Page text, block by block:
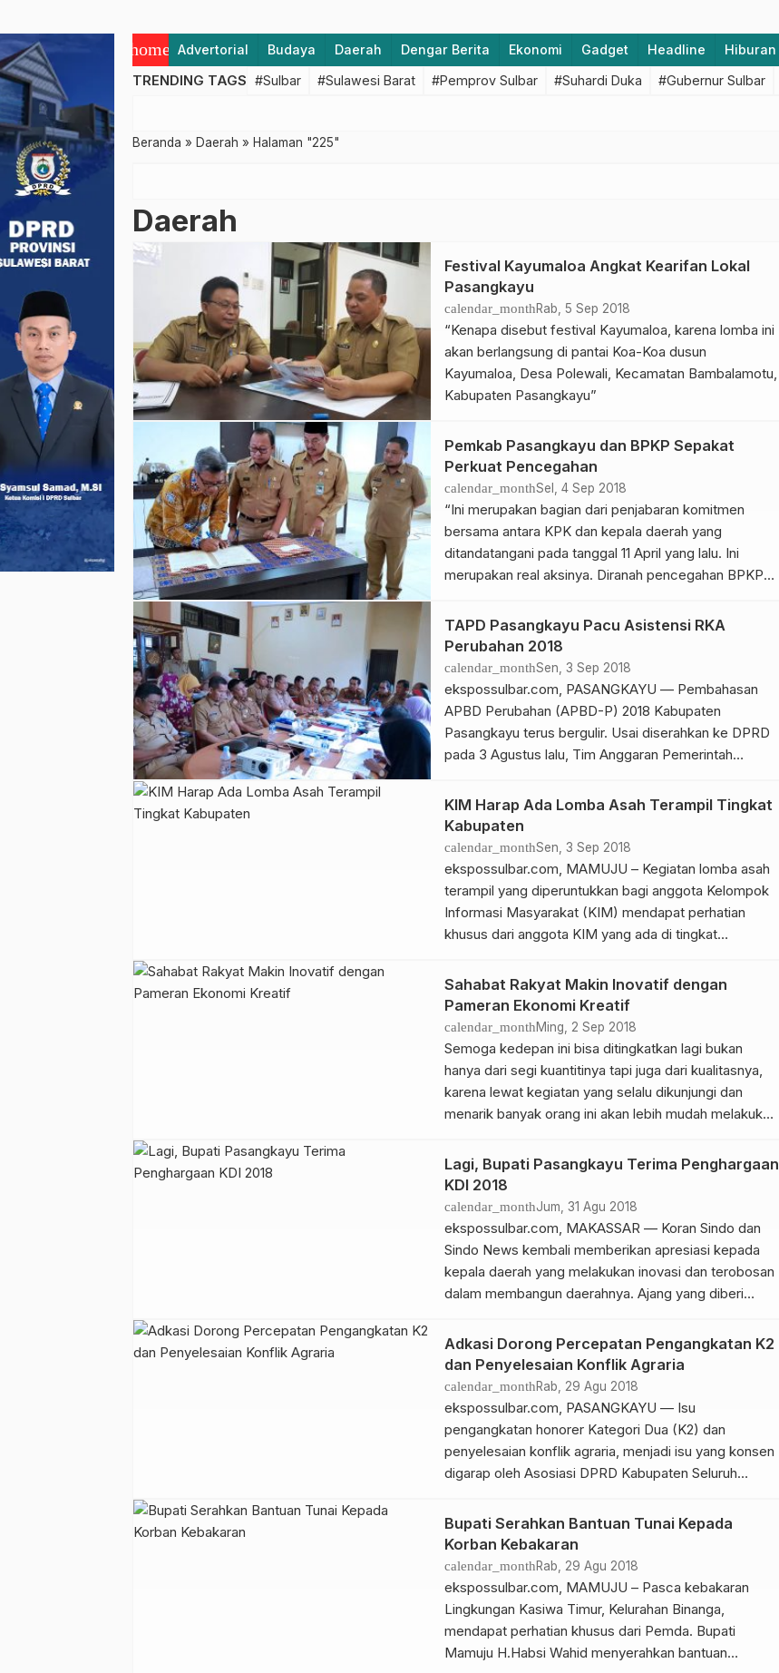
home Advertorial Budaya Daerah Dengar Berita Ekonomi Gadget Headline Hiburan
TRENDING TAGS #Sulbar #Sulawesi Barat #Pemprov Sulbar #Suhardi Duka #Gubernur Sulbar
Beranda » Daerah » Halaman "225"
Daerah
Festival Kayumaloa Angkat Kearifan Lokal
Pasangkayu
calendar_monthRab, 5 Sep 2018
“Kenapa disebut festival Kayumaloa, karena lomba ini
akan berlangsung di pantai Koa-Koa dusun
Kayumaloa, Desa Polewali, Kecamatan Bambalamotu,
Kabupaten Pasangkayu”
Pemkab Pasangkayu dan BPKP Sepakat
Perkuat Pencegahan
calendar_monthSel, 4 Sep 2018
“Ini merupakan bagian dari penjabaran komitmen
bersama antara KPK dan kepala daerah yang
ditandatangani pada tanggal 11 April yang lalu. Ini
merupakan real aksinya. Diranah pencegahan BPKP
TAPD Pasangkayu Pacu Asistensi RKA
Perubahan 2018
calendar_monthSen, 3 Sep 2018
ekspossulbar.com, PASANGKAYU — Pembahasan
APBD Perubahan (APBD-P) 2018 Kabupaten
Pasangkayu terus bergulir. Usai diserahkan ke DPRD
pada 3 Agustus lalu, Tim Anggaran Pemerintah
Rencana Kerja dan Anggaran (RKA) perubahan di
masing-masing OPD. “Ini untuk memaksimalkan
pembahasan APBD Perubahan 2018 yang sementara
bergulir” terang Sekkab Pasangkayu Firman, S.Pi, MP,
Senin […]
KIM Harap Ada Lomba Asah Terampil Tingkat
Kabupaten
calendar_monthSen, 3 Sep 2018
ekspossulbar.com, MAMUJU – Kegiatan lomba asah
terampil yang diperuntukkan bagi anggota Kelompok
Informasi Masyarakat (KIM) mendapat perhatian
khusus dari anggota KIM yang ada di tingkat
Tanambua, Syamsuddin sangat mengharapkan adanya
lomba asah terampil ditingkat Kabupaten. Ini
disampaikan sesaat sebelum pengukuhan KIM
Kecamtan Sampaga pada acara Sahabat Rakyat yang
di […]
Sahabat Rakyat Makin Inovatif dengan
Pameran Ekonomi Kreatif
calendar_monthMing, 2 Sep 2018
Semoga kedepan ini bisa ditingkatkan lagi bukan
hanya dari segi kuantitinya tapi juga dari kualitasnya,
karena lewat kegiatan yang selalu dikunjungi dan
menarik banyak orang ini akan lebih mudah melakukan
Lagi, Bupati Pasangkayu Terima Penghargaan
KDI 2018
calendar_monthJum, 31 Agu 2018
ekspossulbar.com, MAKASSAR — Koran Sindo dan
Sindo News kembali memberikan apresiasi kepada
kepala daerah yang melakukan inovasi dan terobosan
dalam membangun daerahnya. Ajang yang diberi
Anjungan City Pantai Losari, Makassar Sulawesi
Selatan pada 30 Agustus 2018. Pada KDI 2018 ini,
Koran Sindo memberikan apresiasi kepada 35 […]
Adkasi Dorong Percepatan Pengangkatan K2
dan Penyelesaian Konflik Agraria
calendar_monthRab, 29 Agu 2018
ekspossulbar.com, PASANGKAYU — Isu
pengangkatan honorer Kategori Dua (K2) dan
penyelesaian konflik agraria, menjadi isu yang konsen
digarap oleh Asosiasi DPRD Kabupaten Seluruh
Lukman Said menyampaikan, pihaknya akan terus
mendorong pengangkatan honorer K2 dan
penyelesain konflik agraria melalui percepatan revisi
undang-undang ASN dan pengusulan draft Inpres
resolusi penyelesaian […]
Bupati Serahkan Bantuan Tunai Kepada
Korban Kebakaran
calendar_monthRab, 29 Agu 2018
ekspossulbar.com, MAMUJU – Pasca kebakaran
Lingkungan Kasiwa Timur, Kelurahan Binanga,
mendapat perhatian khusus dari Pemda. Bupati
Mamuju H.Habsi Wahid menyerahkan bantuan